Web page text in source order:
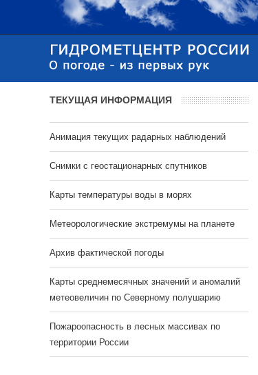
ТЕКУЩАЯ ИНФОРМАЦИЯ
Анимация текущих радарных наблюдений
Cнимки с геостационарных спутников
Карты температуры воды в морях
Метеорологические экстремумы на планете
Архив фактической погоды
Карты среднемесячных значений и аномалий
метеовеличин по Северному полушарию
Пожароопасность в лесных массивах по
территории России